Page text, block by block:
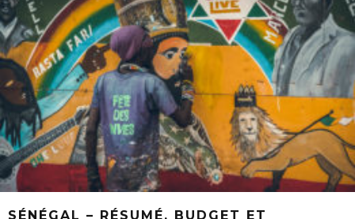
SÉNÉGAL – RÉSUMÉ, BUDGET ET